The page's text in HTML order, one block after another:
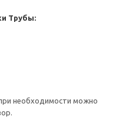
Трубы:
необходимости можно